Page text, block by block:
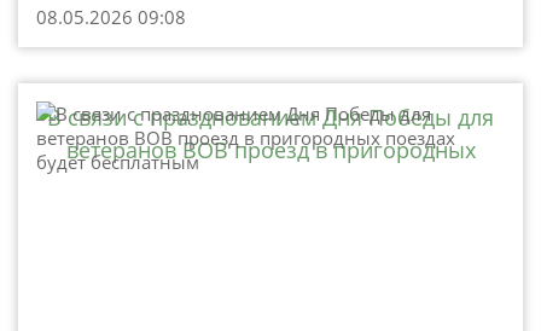
08.05.2026 09:08
В связи с празднованием Дня Победы для
ветеранов ВОВ проезд в пригородных